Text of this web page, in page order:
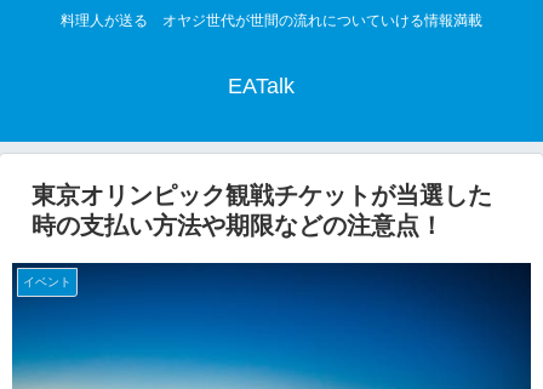
料理人が送る オヤジ世代が世間の流れについていける情報満載
EATalk
東京オリンピック観戦チケットが当選した
時の支払い方法や期限などの注意点！
イベント